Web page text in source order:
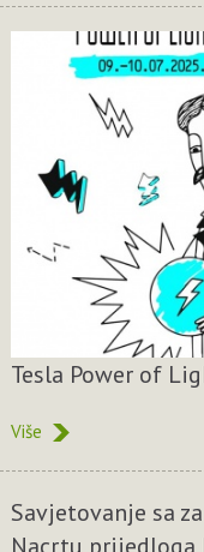
Tesla Power of
Više
Savjetovanje sa
Nacrtu prijedloga